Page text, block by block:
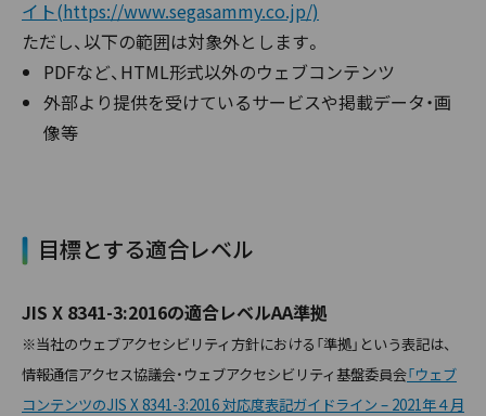
イト(https://www.segasammy.co.jp/)
ただし、以下の範囲は対象外とします。
PDFなど、HTML形式以外のウェブコンテンツ
外部より提供を受けているサービスや掲載データ・画
像等
目標とする適合レベル
JIS X 8341-3:2016の適合レベルAA準拠
※当社のウェブアクセシビリティ方針における「準拠」という表記は、
情報通信アクセス協議会・ウェブアクセシビリティ基盤委員会「ウェブ
コンテンツのJIS X 8341-3:2016 対応度表記ガイドライン – 2021年４月